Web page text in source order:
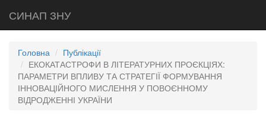
СИНАП ЗНУ
Головна
Публікації
ЕКОКАТАСТРОФИ В ЛІТЕРАТУРНИХ ПРОЄКЦІЯХ:
ПАРАМЕТРИ ВПЛИВУ ТА СТРАТЕГІЇ ФОРМУВАННЯ
ІННОВАЦІЙНОГО МИСЛЕННЯ У ПОВОЄННОМУ
ВІДРОДЖЕННІ УКРАЇНИ